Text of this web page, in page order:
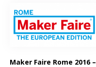
Maker Faire Rome 2016 –